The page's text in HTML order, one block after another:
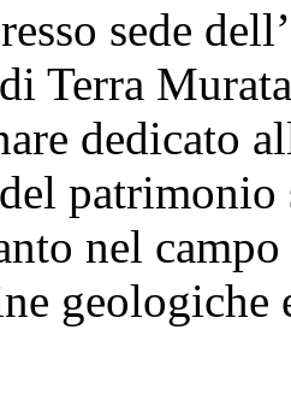
sede
Terra
dedicato
nel
geologiche